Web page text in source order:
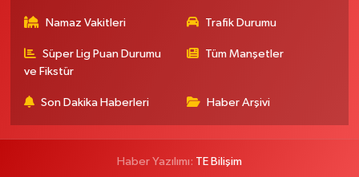
Namaz Vakitleri Trafik Durumu
Süper Lig Puan Durumu
ve Fikstür
Tüm Manşetler
Son Dakika Haberleri Haber Arşivi
Haber Yazılımı: TE Bilişim